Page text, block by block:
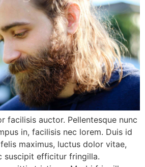
facilisis auctor. Pellentesque nunc
in, facilisis nec lorem. Duis id
maximus, luctus dolor vitae,
suscipit efficitur fringilla.